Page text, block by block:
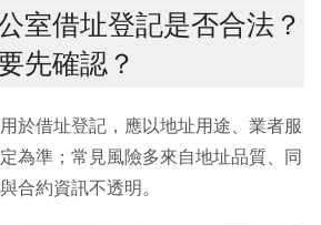
室借址登記是否合法？
先確認？
於借址登記，應以地址用途、業者服
為準；常見風險多來自地址品質、同
合約資訊不透明。